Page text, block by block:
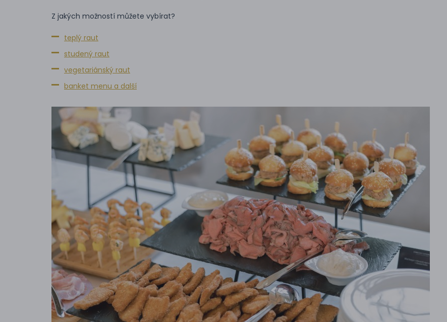
Z jakých možností můžete vybírat?
teplý raut
studený raut
vegetariánský raut
banket menu a další